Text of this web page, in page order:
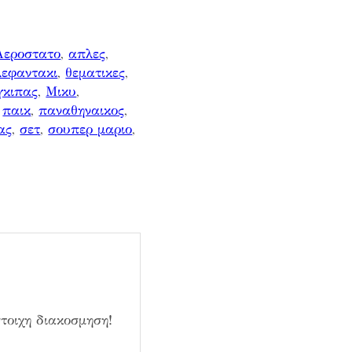
, απλες
, θεματικες
, Μικυ
παικ, παναθηναικος
, σετ, σουπερ μαριο
διακοσμηση!